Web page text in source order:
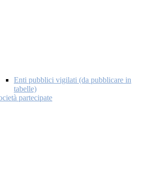
Enti pubblici vigilati (da pubblicare in
tabelle)
partecipate